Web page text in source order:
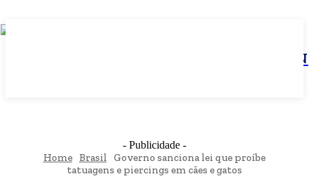
JBN
- Publicidade -
Home Brasil
Governo sanciona lei que proíbe
tatuagens e piercings em cães e gatos